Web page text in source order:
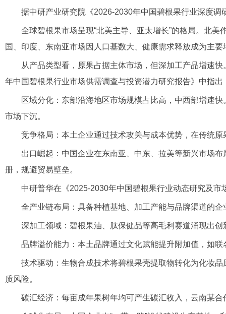
据中研产业研究院《2026-2030年中国碧根果行业深度调
全球碧根果市场呈现“北美主导、亚太增长”的格局。北美
国、印度、东南亚市场因人口基数大、健康需求释放成为主要
从产品类型看，原果占据主体市场，但深加工产品增速快
年中国碧根果行业市场供需调查与投资潜力研究报告》中指
区域分化：东部沿海地区市场规模占比高，中西部增速快
市场下沉。
竞争格局：本土企业通过技术攻关与成本优势，在传统原
出口崛起：中国企业在东南亚、中东、拉美等新兴市场布
册，规避贸易壁垒。
中研普华在《2025-2030年中国碧根果行业动态研究及市
全产业链布局：具备种植基地、加工产能与品牌渠道的企
深加工领域：碧根果油、肽保健品等高毛利赛道涌现出创
品牌溢价能力：本土品牌通过文化赋能提升附加值，如联
技术驱动：生物合成技术将碧根果壳提取物转化为化妆品
质风险。
碳汇经济：每亩成年果树年均可产生碳汇收入，云南某合